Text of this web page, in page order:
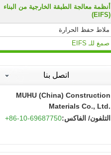
أنظمة معالجة الطبقة الخارجية من البناء
(EIFS)
ملاط حفظ الحرارة
صمغ للـ EIFS
اتصل بنا
MUHU (China) Construction
Materials Co., Ltd.
التلفون/ الفاكس:+86-10-69687750